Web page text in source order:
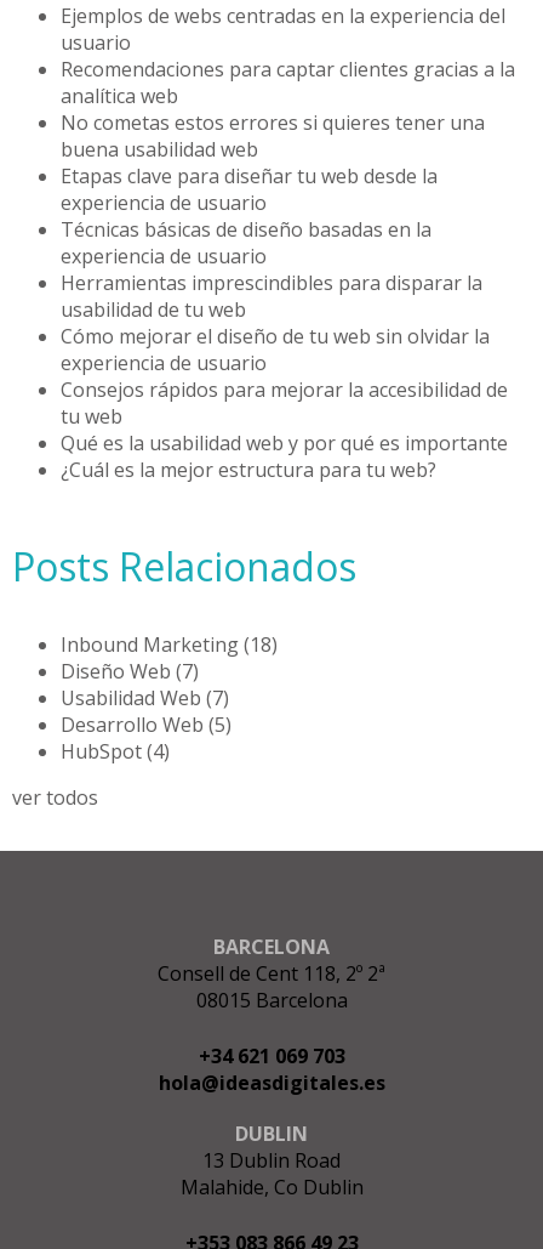
Ejemplos de webs centradas en la experiencia del
usuario
Recomendaciones para captar clientes gracias a la
analítica web
No cometas estos errores si quieres tener una
buena usabilidad web
Etapas clave para diseñar tu web desde la
experiencia de usuario
Técnicas básicas de diseño basadas en la
experiencia de usuario
Herramientas imprescindibles para disparar la
usabilidad de tu web
Cómo mejorar el diseño de tu web sin olvidar la
experiencia de usuario
Consejos rápidos para mejorar la accesibilidad de
tu web
Qué es la usabilidad web y por qué es importante
¿Cuál es la mejor estructura para tu web?
Posts Relacionados
Inbound Marketing(18)
Diseño Web (7)
Usabilidad Web (7)
Desarrollo Web (5)
HubSpot(4)
ver todos
BARCELONA
Consell de Cent 118, 2º 2ª
08015 Barcelona
+34 621 069 703
hola@ideasdigitales.es
DUBLIN
13 Dublin Road
Malahide, Co Dublin
+353 083 866 49 23